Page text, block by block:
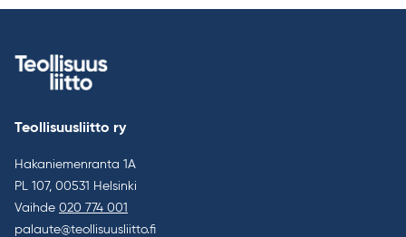
Teollisuusliitto ry
Hakaniemenranta 1A
PL 107, 00531 Helsinki
Vaihde 020 774 001
palaute@teollisuusliitto.fi